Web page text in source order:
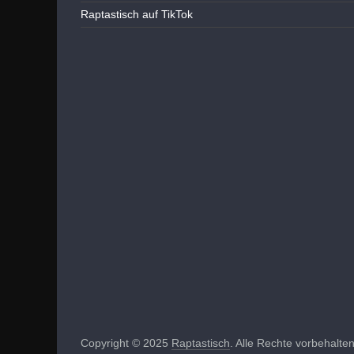
Raptastisch auf TikTok
Copyright © 2025 Raptastisch . Alle Rechte